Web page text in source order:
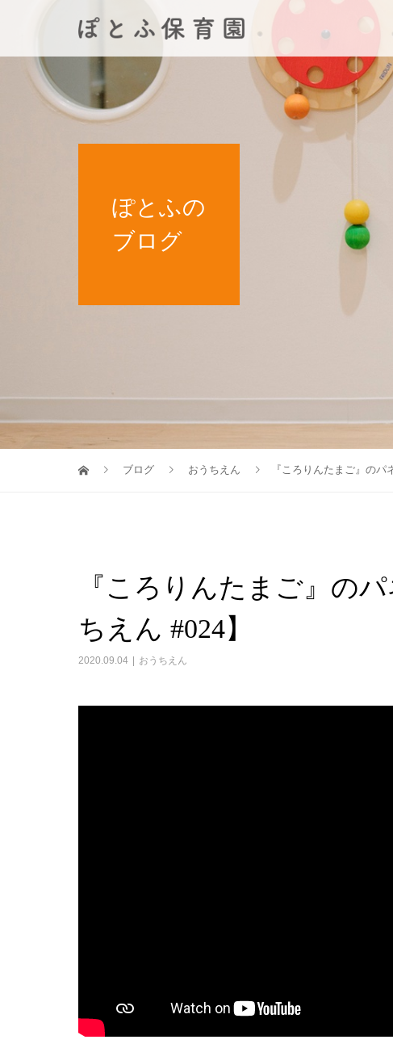
ぽとふの
ブログ
ブログ おうちえん 『ころりんたまご』のパ
『ころりんたまご』の
ちえん #024】
2020.09.04 おうちえん